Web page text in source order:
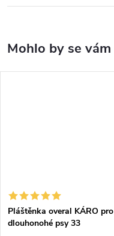
Pláštěnka overal KÁRO pro
dlouhonohé psy 33